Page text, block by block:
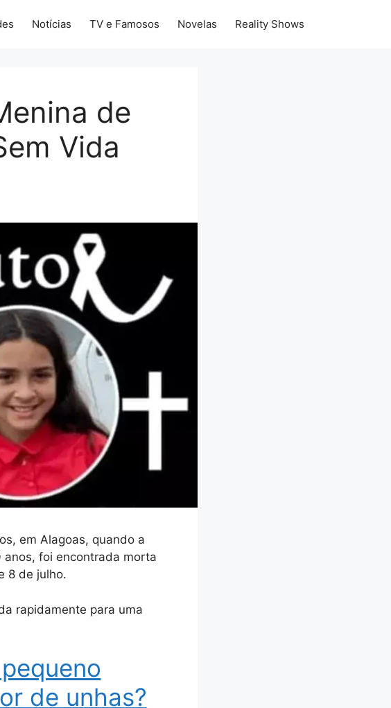
Notícias TV e Famosos Novelas Reality Shows
de
Vida
em Alagoas, quando a
anos, foi encontrada morta
8 de julho.
rapidamente para uma
de unhas?